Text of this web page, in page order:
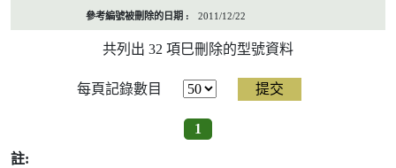
2011/12/22
共列出 32 項巳刪除的型號資料
每頁記錄數目
1
註: